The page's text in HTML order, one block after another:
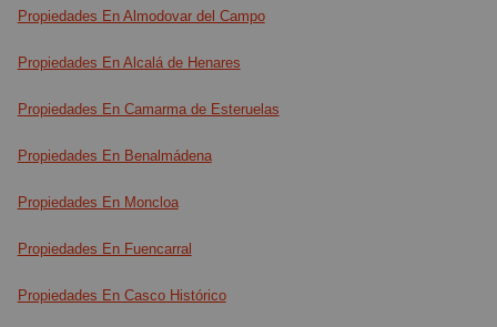
Propiedades En Almodovar del Campo
Propiedades En Alcalá de Henares
Propiedades En Camarma de Esteruelas
Propiedades En Benalmádena
Propiedades En Moncloa
Propiedades En Fuencarral
Propiedades En Casco Histórico